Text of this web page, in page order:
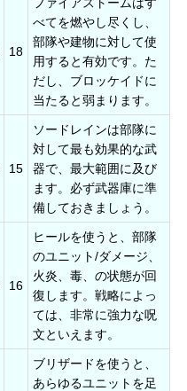
18
べてを燃やし尽くし、
部隊や建物に対して使
用すると有効です。た
だし、ブロッケイドに
当たると弱まります。
15
ソードレインは部隊に
対して最も効果的な武
器で、最大範囲に及び
ます。必ず武器庫に準
備しておきましょう。
16
ヒールを使うと、部隊
のユニット/ダメージ、
火炎、毒、の状態が回
復します。戦略によっ
ては、非常に強力な呪
文といえます。
ブリザードを使うと、
あらゆるユニットを足